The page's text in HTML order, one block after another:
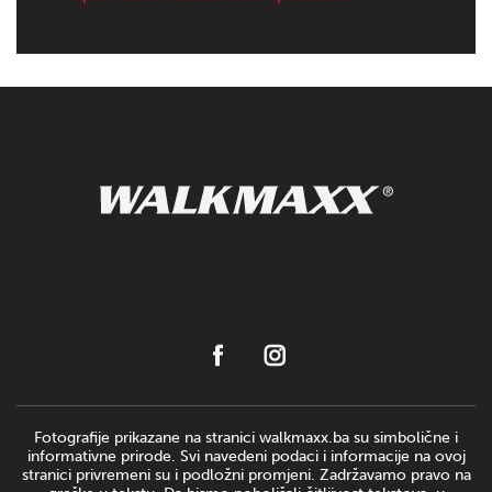
Fotografije prikazane na stranici walkmaxx.ba su simbolične i
informativne prirode. Svi navedeni podaci i informacije na ovoj
stranici privremeni su i podložni promjeni. Zadržavamo pravo na